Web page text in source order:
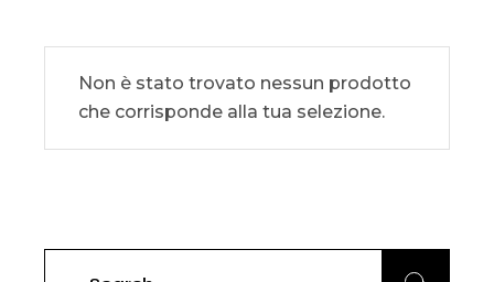
Non è stato trovato nessun prodotto
che corrisponde alla tua selezione.
Search